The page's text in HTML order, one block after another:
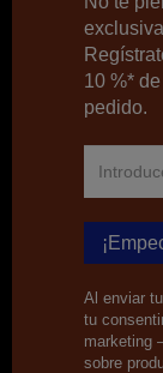
10 %*
pedido.
Al enviar
tu
marketing
sobre